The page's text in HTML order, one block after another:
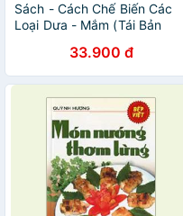
Sách - Cách Chế Biến Các
Loại Dưa - Mắm (Tái Bản
33.900 đ